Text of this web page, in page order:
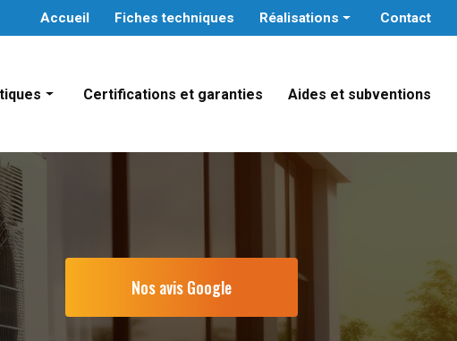
Accueil Fiches techniques
Réalisations
Contact
sanitaire
collectif
Certifications et garanties Aides et subventions
Nos avis Google